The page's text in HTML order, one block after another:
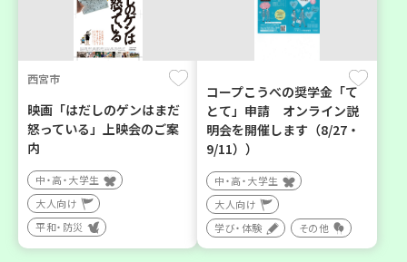
西宮市
映画「はだしのゲンはまだ
怒っている」上映会のご案
内
中・高・大学生
大人向け
平和・防災
コープこうべの奨学金「て
とて」申請 オンライン説
明会を開催します（8/27・
9/11））
中・高・大学生
大人向け
学び・体験
その他